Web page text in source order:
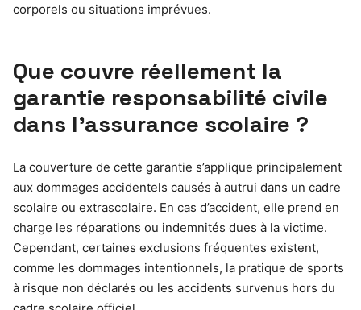
corporels ou situations imprévues.
Que couvre réellement la
garantie responsabilité civile
dans l’assurance scolaire ?
La couverture de cette garantie s’applique principalement
aux dommages accidentels causés à autrui dans un cadre
scolaire ou extrascolaire. En cas d’accident, elle prend en
charge les réparations ou indemnités dues à la victime.
Cependant, certaines exclusions fréquentes existent,
comme les dommages intentionnels, la pratique de sports
à risque non déclarés ou les accidents survenus hors du